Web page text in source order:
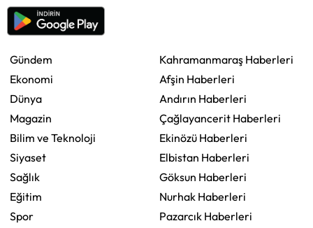
Gündem
Ekonomi
Dünya
Magazin
Bilim ve Teknoloji
Siyaset
Sağlık
Eğitim
Spor
Kahramanmaraş Haberleri
Afşin Haberleri
Andırın Haberleri
Çağlayancerit Haberleri
Ekinözü Haberleri
Elbistan Haberleri
Göksun Haberleri
Nurhak Haberleri
Pazarcık Haberleri